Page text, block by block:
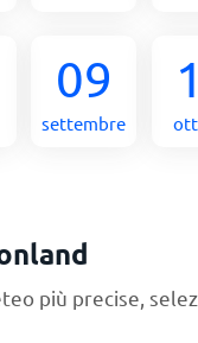
09
settembre
più precise,